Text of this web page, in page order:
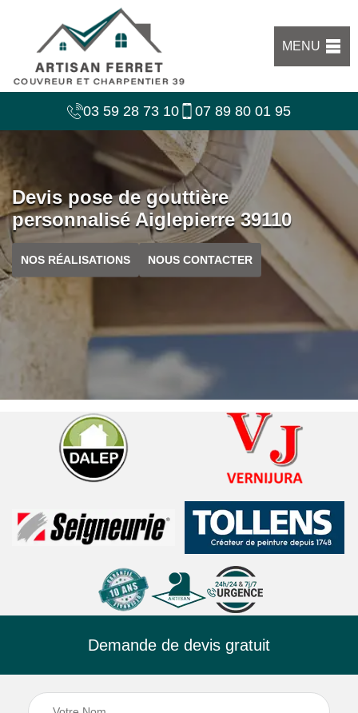
MENU
03 59 28 73 10 07 89 80 01 95
Devis pose de gouttière
personnalisé Aiglepierre 39110
NOS RÉALISATIONS NOUS CONTACTER
Demande de devis gratuit